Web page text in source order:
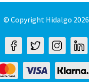
© Copyright Hidalgo 2026